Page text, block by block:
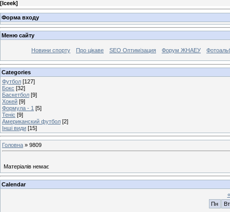
[Iceek]
Форма входу
Меню сайту
Новини спорту Про цікаве SEO Оптимізация Форум ЖНАЕУ
Categories
Футбол [127]
Бокс [32]
Баскетбол [9]
Хокей [9]
Формула - 1 [5]
Теніс [9]
Американский футбол [2]
Інші види [15]
Головна » 9809
Матеріалів немає
Calendar
«
Пн
Вт